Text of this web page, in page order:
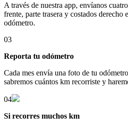
A través de nuestra app, envíanos
frente, parte trasera y costados derecho
odómetro.
03
Reporta tu odómetro
Cada mes envía una foto de tu
sabremos cuántos km recorriste y
04
Si recorres muchos km